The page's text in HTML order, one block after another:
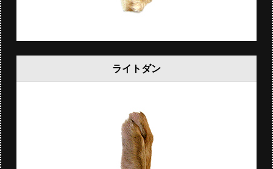
ライトダン